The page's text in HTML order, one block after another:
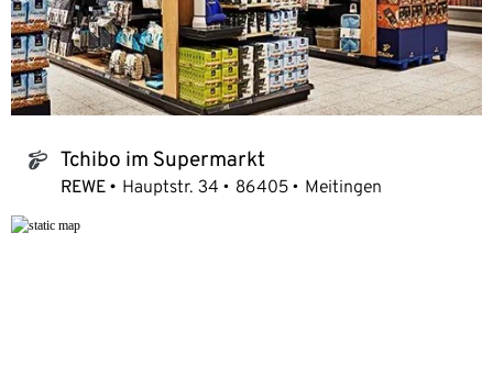
tchibo_logo Tchibo im Supermarkt
REWE Hauptstr. 34 86405 Meitingen